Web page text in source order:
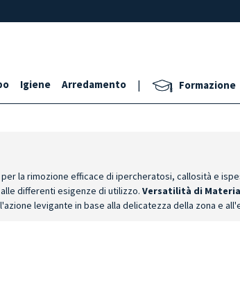
Igiene Arredamento | Formazione
la rimozione efficace di ipercheratosi, callosità e
differenti esigenze di utilizzo. Versatilità di
levigante in base alla delicatezza della zona e